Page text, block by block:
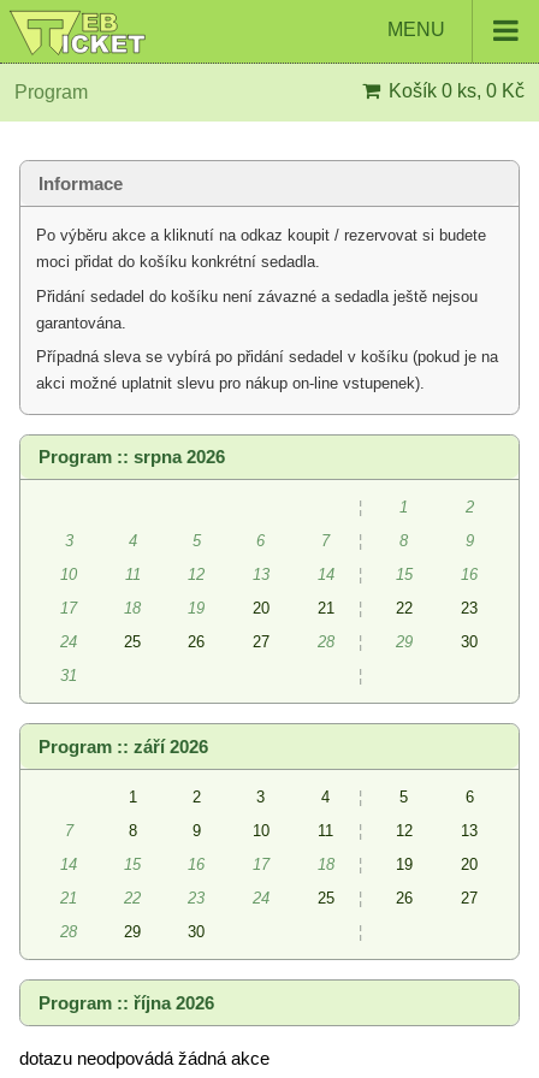
MENU
Program Košík 0 ks, 0 Kč
Informace
Po výběru akce a kliknutí na odkaz koupit / rezervovat si budete
moci přidat do košíku konkrétní sedadla.
Přidání sedadel do košíku není závazné a sedadla ještě nejsou
garantována.
Případná sleva se vybírá po přidání sedadel v košíku (pokud je na
akci možné uplatnit slevu pro nákup on-line vstupenek).
Program :: srpna 2026
¦ 1
2
3
4 5 6 7 ¦ 8
9
10
11 12 13 14 ¦ 15
16
17
18 19 20 21 ¦ 22
23
24
25 26 27 28 ¦ 29
30
31
¦
Program :: září 2026
1 2 3 4 ¦ 5
6
7
8 9 10 11 ¦ 12
13
14
15 16 17 18 ¦ 19
20
21
22 23 24 25 ¦ 26
27
28
29 30 ¦
Program :: října 2026
dotazu neodpovádá žádná akce